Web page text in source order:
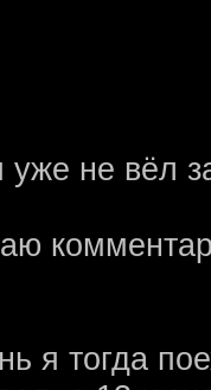
уже не вёл
я тогда